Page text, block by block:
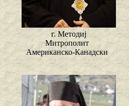
г. Методиј
Митрополит
Американско-Канадски